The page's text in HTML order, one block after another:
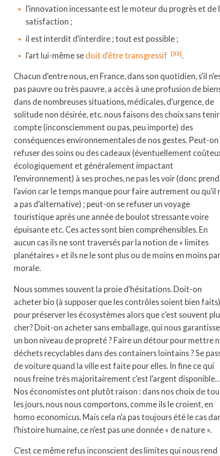
l’innovation incessante est le moteur du progrès et de
satisfaction ;
il est interdit d’interdire ; tout est possible ;
l’art lui-même se doit d’être transgressif [33].
Chacun d’entre nous, en France, dans son quotidien, s’il
pas pauvre ou très pauvre, a accès à une profusion de
dans de nombreuses situations, médicales, d’urgence, de
solitude non désirée, etc. nous faisons des choix sans tenir
compte (inconsciemment ou pas, peu importe) des
conséquences environnementales de nos gestes. Peut-on
refuser des soins ou des cadeaux (éventuellement
écologiquement et généralement impactant
l’environnement) à ses proches, ne pas les voir (donc
l’avion car le temps manque pour faire autrement ou qu’il
a pas d’alternative) ; peut-on se refuser un voyage
touristique après une année de boulot stressante voire
épuisante etc. Ces actes sont bien compréhensibles. En
aucun cas ils ne sont traversés par la notion de « limites
planétaires » et ils ne le sont plus ou de moins en moins
morale.
Nous sommes souvent la proie d’hésitations. Doit-on
acheter bio (à supposer que les contrôles soient bien
pour préserver les écosystèmes alors que c’est souvent
cher? Doit-on acheter sans emballage, qui nous
un bon niveau de propreté ? Faire un détour pour mettre
déchets recyclables dans des containers lointains ? Se
de voiture quand la ville est faite pour elles. In fine ce qui
nous freine très majoritairement c’est l’argent
Nos économistes ont plutôt raison : dans nos choix de
les jours, nous nous comportons, comme ils le croient, en
homo economicus. Mais cela n’a pas toujours été le cas
l’histoire humaine, ce n’est pas une donnée « de nature ».
C’est ce même refus inconscient des limites qui nous rend